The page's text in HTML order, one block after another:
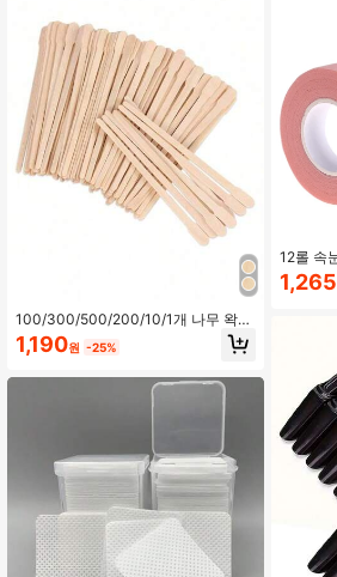
100/300/500/200/10/1개 나무 왁싱
스틱, 8.8cm, 눈썹, 입술, 코 제모에 적
합, 일회용 왁싱 스패튤라, 헤어 케어
1,190원 -25%
12롤 속
기공 패
문 속눈
접착 테
여물이
1,265